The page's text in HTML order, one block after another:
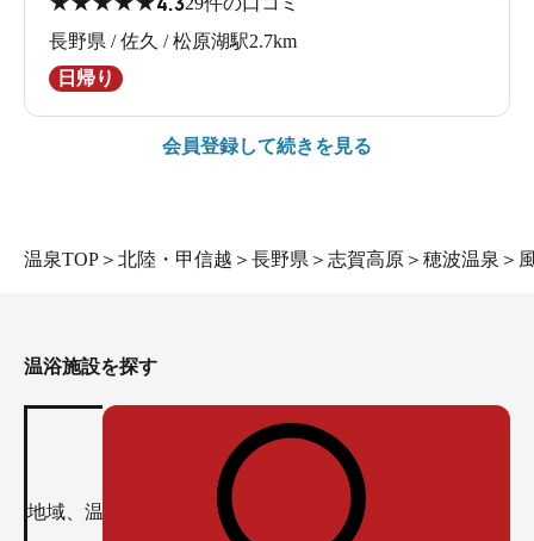
長野県 / 佐久 / 松原湖駅2.7km
日帰り
会員登録して続きを見る
温泉TOP ＞ 北陸・甲信越 ＞ 長野県 ＞ 志賀高原 ＞ 穂波温泉 ＞
温浴施設を探す